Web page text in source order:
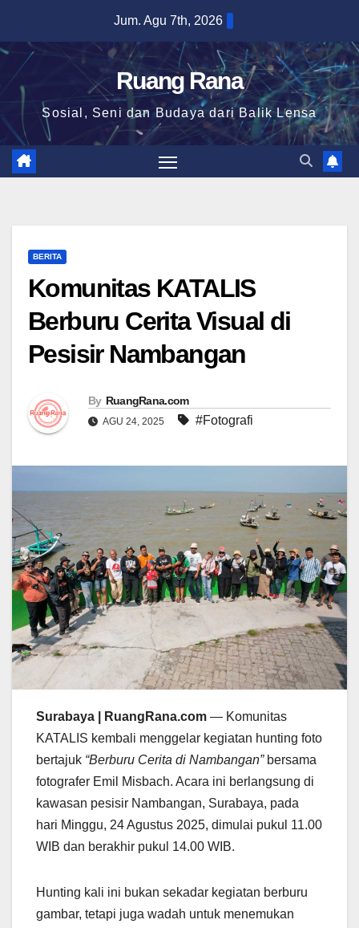
content
Jum. Agu 7th, 2026
Ruang Rana
Sosial, Seni dan Budaya dari Balik Lensa
BERITA
Komunitas KATALIS
Berburu Cerita Visual di
Pesisir Nambangan
By RuangRana.com
AGU 24, 2025 #Fotografi
Surabaya | RuangRana.com — Komunitas
KATALIS kembali menggelar kegiatan hunting foto
bertajuk “Berburu Cerita di Nambangan”bersama
fotografer Emil Misbach. Acara ini berlangsung di
kawasan pesisir Nambangan, Surabaya, pada
hari Minggu, 24 Agustus 2025, dimulai pukul 11.00
WIB dan berakhir pukul 14.00 WIB.
Hunting kali ini bukan sekadar kegiatan berburu
gambar, tetapi juga wadah untuk menemukan